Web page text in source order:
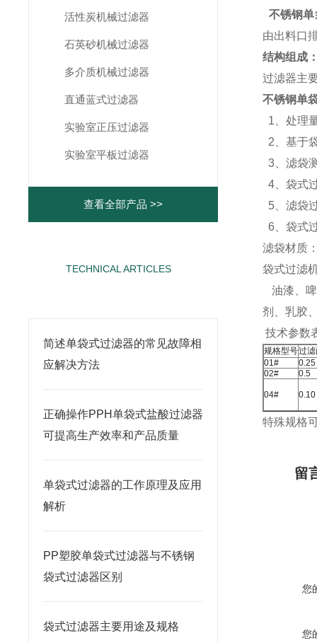
活性炭机械过滤器
石英砂机械过滤器
多介质机械过滤器
直通蓝式过滤器
实验室正压过滤器
实验室平板过滤器
查看全部产品 >>
TECHNICAL ARTICLES
简述单袋式过滤器的常见故障相
应解决方法
正确操作PPH单袋式盐酸过滤器
可提高生产效率和产品质量
单袋式过滤器的工作原理及应用
解析
PP塑胶单袋式过滤器与不锈钢
袋式过滤器区别
袋式过滤器主要用途及规格
不锈钢
由出料口
结构组成
过滤器主
不锈钢单
1、处理
2、基于
3、滤袋
4、袋式
5、滤袋
6、袋式
滤袋材质
袋式过滤
油漆、
剂、乳胶
技术参数
规格型号过
01#
0.25
02#
0.5
04# 0.10
特殊规格
留
您
您